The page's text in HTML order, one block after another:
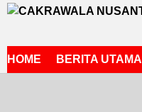
Lewati
HOME
BERITA UTAMA